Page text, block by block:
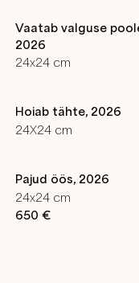
Vaatab valguse
2026
24x24 cm
Hoiab tähte, 2026
24X24 cm
Pajud öös, 2026
24x24 cm
650 €